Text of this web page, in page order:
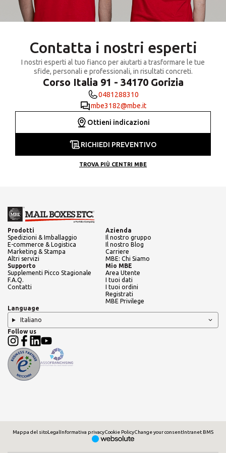
Contatta i nostri esperti
I nostri esperti al tuo fianco per aiutarti a trasformare le tue
sfide, personali e professionali, in risultati concreti.
Corso Italia 91 - 34170 Gorizia
0481288310
mbe3182@mbe.it
Ottieni indicazioni
RICHIEDI PREVENTIVO
TROVA PIÙ CENTRI MBE
Prodotti
Spedizioni & Imballaggio
E-commerce & Logistica
Marketing & Stampa
Altri servizi
Azienda
Il nostro gruppo
Il nostro Blog
Carriere
MBE: Chi Siamo
Supporto
Supplementi Picco Stagionale
F.A.Q.
Contatti
Mio MBE
Area Utente
I tuoi dati
I tuoi ordini
Registrati
MBE Privilege
Language
Italiano
Follow us
Mappa del sitoLegalInformativa privacyCookie PolicyChange your consentIntranet BMS